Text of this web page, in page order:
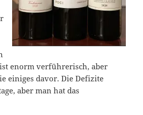
enorm verführerisch, aber
einiges davor. Die Defizite
aber man hat das